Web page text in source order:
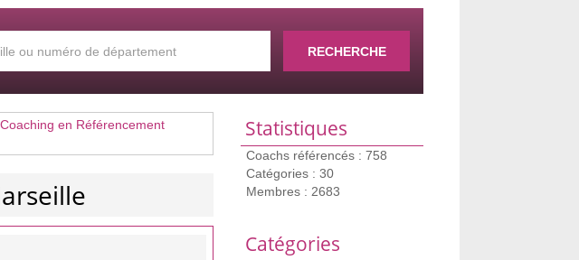
RECHERCHE
Statistiques
Coachs référencés : 758
Catégories : 30
Membres : 2683
Catégories
Coaching en Référencement